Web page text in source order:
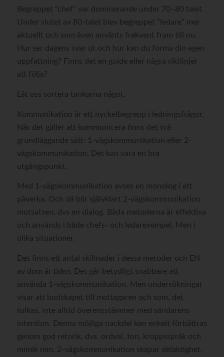
Begreppet ”chef” var dominerande under 70–80 talet.
Under slutet av 80-talet blev begreppet ”ledare” mer
aktuellt och som även använts frekvent fram till nu.
Hur ser dagens svar ut och hur kan du forma din egen
uppfattning? Finns det en guide eller några riktlinjer
att följa?
Låt oss sortera tankarna något.
Kommunikation är ett nyckelbegrepp i ledningsfrågor.
När det gäller att kommunicera finns det två
grundläggande sätt: 1-vägskommunikation eller 2-
vägskommunikation. Det kan vara en bra
utgångspunkt.
Med 1-vägskommunikation avses en monolog i att
påverka. Och då blir självklart 2-vägskommunikation
motsatsen, dvs en dialog. Båda metoderna är effektiva
och används i både chefs- och ledarexempel. Men i
olika situationer.
Det finns ett antal skillnader i dessa metoder och EN
av dom är tiden . Det går betydligt snabbare att
använda 1-vägskommunikation. Men undersökningar
visar att budskapet till mottagaren och som, det
tolkas, inte alltid överensstämmer med sändarens
intention. Denna möjliga nackdel kan enkelt förbättras
genom god retorik, dvs. ordval, ton, kroppsspråk och
mimik mm. 2-vägskommunikation skapar delaktighet,